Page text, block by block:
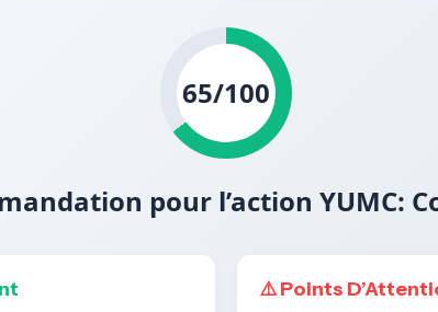
65/100
pour l’action YUMC:
⚠️ Points